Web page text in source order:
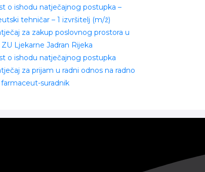
o ishodu natječajnog postupka –
tehničar – 1 izvršitelj (m/ž)
za zakup poslovnog prostora u
Ljekarne Jadran Rijeka
o ishodu natječajnog postupka
za prijam u radni odnos na radno
suradnik